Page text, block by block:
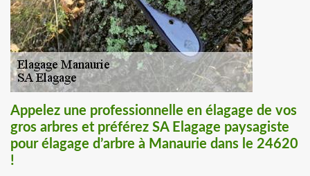
Appelez une professionnelle en élagage de vos
gros arbres et préférez SA Elagage paysagiste
pour élagage d’arbre à Manaurie dans le 24620
!